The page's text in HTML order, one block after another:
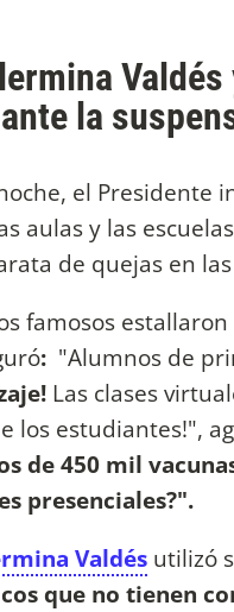
la
el Presidente
aulas y las
de quejas en
famosos
: "Alumnos de
Las clases
los estudiantes!",
de 450 mil
presenciales?".
Valdés utilizó
que no tienen